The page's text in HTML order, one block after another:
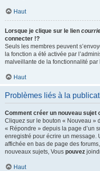
Haut
Lorsque je clique sur le lien
connecter !?
Seuls les membres peuvent
la fonction a été activée par
malveillante de la fonctionnalité par
Haut
Problèmes liés à la
Comment créer un nouveau sujet
Cliquez sur le bouton « Nouveau »
« Répondre » depuis la page d’un
enregistré pour écrire un message.
affichée en bas de page des
nouveaux sujets, Vous pouvez
Haut